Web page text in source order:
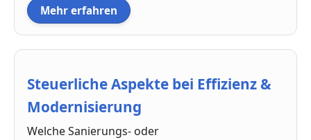
Mehr erfahren
Steuerliche Aspekte bei Effizienz &
Modernisierung
Welche Sanierungs- oder